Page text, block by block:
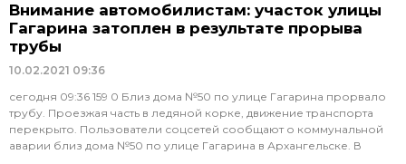
Внимание автомобилистам: участок улицы
Гагарина затоплен в результате прорыва
трубы
10.02.2021 09:36
сегодня 09:36 159 0 Близ дома №50 по улице Гагарина прорвало
трубу. Проезжая часть в ледяной корке, движение транспорта
перекрыто. Пользователи соцсетей сообщают о коммунальной
аварии близ дома №50 по улице Гагарина в Архангельске. В